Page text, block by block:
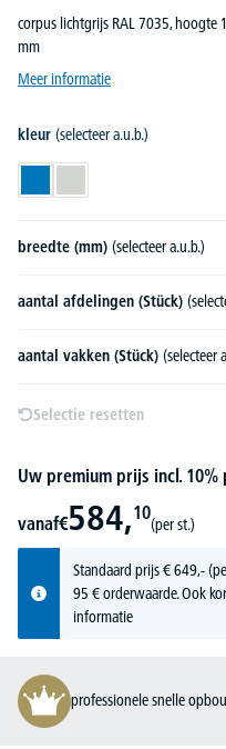
corpus lichtgrijs RAL 7035,
mm
Meer informatie
kleur (selecteer a.u.b.)
breedte (mm) (selecteer a.u.b.)
aantal afdelingen (Stück)
aantal vakken (Stück) (selecteer
Selectie resetten
Uw premium prijs incl.
vanaf€584,10
(per st.)
Standaard prijs€649,-
95 € orderwaarde. Ook
informatie
professionele snelle